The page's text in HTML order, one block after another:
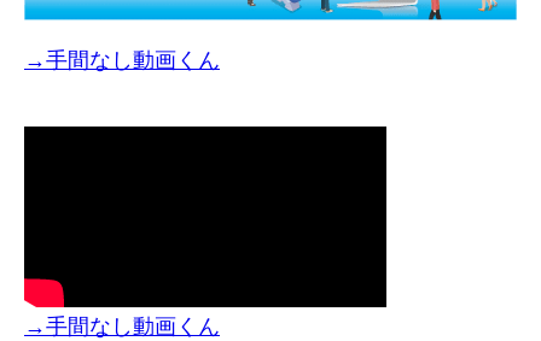
→手間なし動画くん
→手間なし動画くん